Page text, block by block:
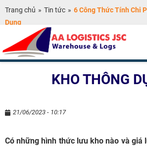
Trang chủ » Tin tức » 6 Công Thức Tính Chi
Dụng
6 CÔNG THỨC TÍNH
KHO THÔNG
21/06/2023 - 10:17
Có những hình thức lưu kho nào và giá